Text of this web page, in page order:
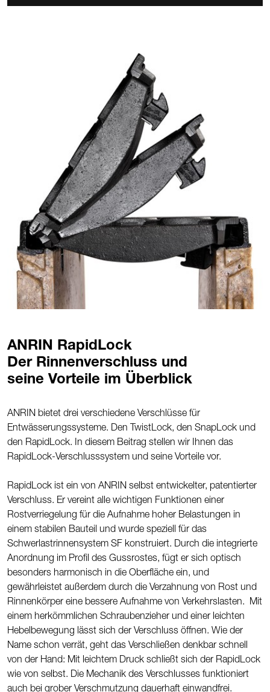
ANRIN RapidLock
Der Rinnenverschluss und
seine Vorteile im Überblick
ANRIN bietet drei verschiedene Verschlüsse für
Entwässerungssysteme. Den TwistLock, den SnapLock und
den RapidLock. In diesem Beitrag stellen wir Ihnen das
RapidLock-Verschlusssystem und seine Vorteile vor.
RapidLock ist ein von ANRIN selbst entwickelter, patentierter
Verschluss. Er vereint alle wichtigen Funktionen einer
Rostverriegelung für die Aufnahme hoher Belastungen in
einem stabilen Bauteil und wurde speziell für das
Schwerlastrinnensystem SF konstruiert. Durch die integrierte
Anordnung im Profil des Gussrostes, fügt er sich optisch
besonders harmonisch in die Oberfläche ein, und
gewährleistet außerdem durch die Verzahnung von Rost und
Rinnenkörper eine bessere Aufnahme von Verkehrslasten. Mit
einem herkömmlichen Schraubenzieher und einer leichten
Hebelbewegung lässt sich der Verschluss öffnen. Wie der
Name schon verrät, geht das Verschließen denkbar schnell
von der Hand: Mit leichtem Druck schließt sich der RapidLock
wie von selbst. Die Mechanik des Verschlusses funktioniert
auch bei grober Verschmutzung dauerhaft einwandfrei.